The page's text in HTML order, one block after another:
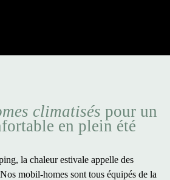
climatisés pour un
en plein été
, la chaleur estivale appelle des
mobil-homes sont tous équipés de la